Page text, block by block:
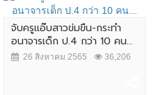
จับครูแอ๊บสาวข่มขืน-กระทำ
อนาจารเด็ก ป.4 กว่า 10 คน...
26 สิงหาคม 2565 36,206